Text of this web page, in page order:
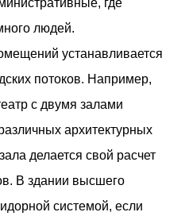
где
людей.
устанавливается
потоков. Например,
с двумя залами
архитектурных
делается свой расчет
В здании высшего
системой, если